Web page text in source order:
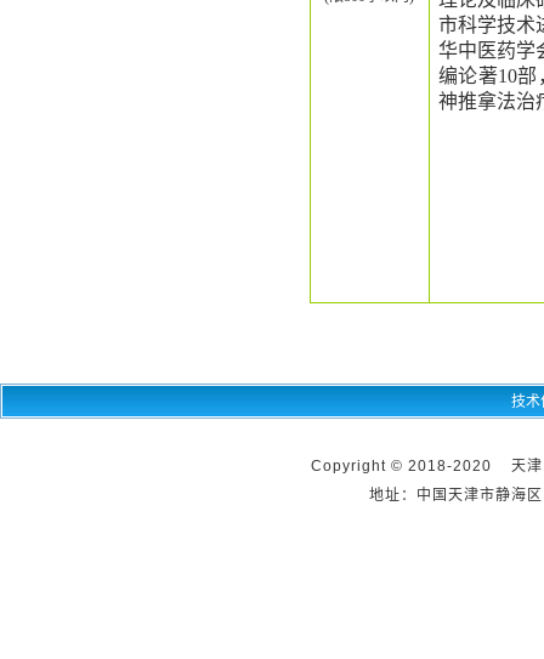
市科学技术
华中医药学
编论著10部
神推拿法治
技术
Copyright © 2018-2020 天津
地址：中国天津市静海